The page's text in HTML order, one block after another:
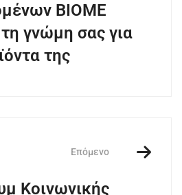
ΒΙΟΜΕ
τη γνώμη σας για
της
Επόμενο
Κοινωνικής